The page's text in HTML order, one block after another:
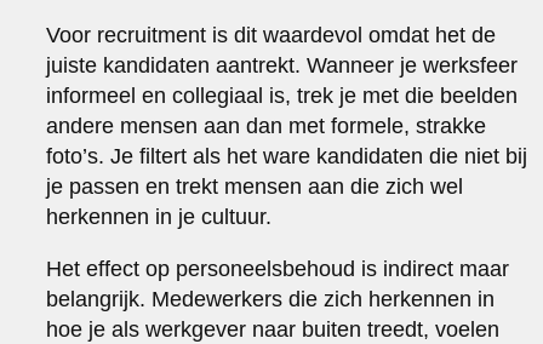
Voor recruitment is dit waardevol omdat het de
juiste kandidaten aantrekt. Wanneer je werksfeer
informeel en collegiaal is, trek je met die beelden
andere mensen aan dan met formele, strakke
foto’s. Je filtert als het ware kandidaten die niet bij
je passen en trekt mensen aan die zich wel
herkennen in je cultuur.
Het effect op personeelsbehoud is indirect maar
belangrijk. Medewerkers die zich herkennen in
hoe je als werkgever naar buiten treedt, voelen